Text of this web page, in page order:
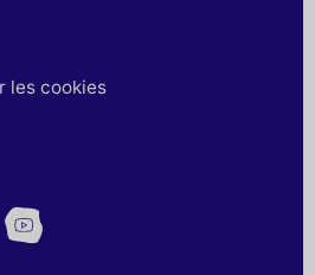
les cookies